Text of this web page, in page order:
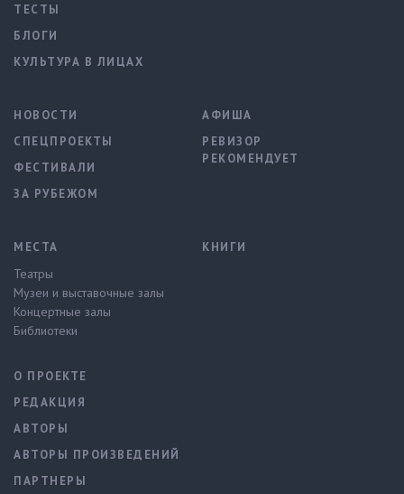
ТЕСТЫ
БЛОГИ
КУЛЬТУРА В ЛИЦАХ
НОВОСТИ
СПЕЦПРОЕКТЫ
ФЕСТИВАЛИ
ЗА РУБЕЖОМ
АФИША
РЕВИЗОР
РЕКОМЕНДУЕТ
МЕСТА
Театры
Музеи и выставочные залы
Концертные залы
Библиотеки
КНИГИ
О ПРОЕКТЕ
РЕДАКЦИЯ
АВТОРЫ
АВТОРЫ ПРОИЗВЕДЕНИЙ
ПАРТНЕРЫ